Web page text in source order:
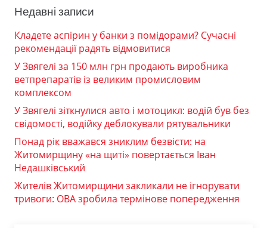
Недавні записи
Кладете аспірин у банки з помідорами? Сучасні
рекомендації радять відмовитися
У Звягелі за 150 млн грн продають виробника
ветпрепаратів із великим промисловим
комплексом
У Звягелі зіткнулися авто і мотоцикл: водій був без
свідомості, водійку деблокували рятувальники
Понад рік вважався зниклим безвісти: на
Житомирщину «на щиті» повертається Іван
Недашківський
Жителів Житомирщини закликали не ігнорувати
тривоги: ОВА зробила термінове попередження